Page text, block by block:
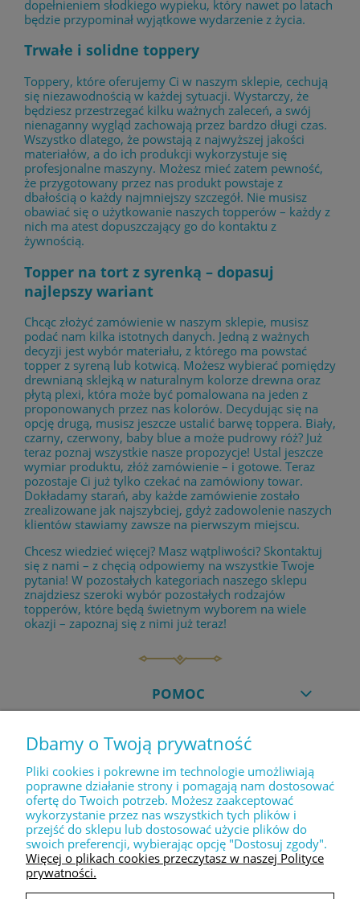
dopełnieniem słodkiego wypieku, który nawet po latach
będzie przypominał wyjątkowe wydarzenie z życia.
Trwałe i solidne toppery
Toppery, które oferujemy Ci w naszym sklepie, cechują
się niezawodnością w każdej sytuacji. Wystarczy, że
będziesz przestrzegać kilku ważnych zaleceń, a swój
nienaganny wygląd zachowają przez bardzo długi czas.
Wszystko dlatego, że powstają z najwyższej jakości
materiałów, a do ich produkcji wykorzystuje się
profesjonalne maszyny. Możesz mieć zatem pewność,
że przygotowany przez nas produkt powstaje z
dbałością o każdy najmniejszy szczegół. Nie musisz
obawiać się o użytkowanie naszych topperów – każdy z
nich ma atest dopuszczający go do kontaktu z
żywnością.
Topper na tort z syrenką – dopasuj
najlepszy wariant
Chcąc złożyć zamówienie w naszym sklepie, musisz
podać nam kilka istotnych danych. Jedną z ważnych
decyzji jest wybór materiału, z którego ma powstać
topper z syreną lub kotwicą. Możesz wybierać pomiędzy
drewnianą sklejką w naturalnym kolorze drewna oraz
płytą plexi, która może być pomalowana na jeden z
proponowanych przez nas kolorów. Decydując się na
opcję drugą, musisz jeszcze ustalić barwę toppera. Biały,
czarny, czerwony, baby blue a może pudrowy róż? Już
teraz poznaj wszystkie nasze propozycje! Ustal jeszcze
wymiar produktu, złóż zamówienie – i gotowe. Teraz
pozostaje Ci już tylko czekać na zamówiony towar.
Dokładamy starań, aby każde zamówienie zostało
zrealizowane jak najszybciej, gdyż zadowolenie naszych
klientów stawiamy zawsze na pierwszym miejscu.
Chcesz wiedzieć więcej? Masz wątpliwości? Skontaktuj
się z nami – z chęcią odpowiemy na wszystkie Twoje
pytania! W pozostałych kategoriach naszego sklepu
znajdziesz szeroki wybór pozostałych rodzajów
topperów, które będą świetnym wyborem na wiele
okazji – zapoznaj się z nimi już teraz!
POMOC
MOJE KONTO
PŁATNOŚCI I DOSTAWA
INFORMACJE
Dbamy o Twoją prywatność
Pliki cookies i pokrewne im technologie umożliwiają
poprawne działanie strony i pomagają nam dostosować
ofertę do Twoich potrzeb. Możesz zaakceptować
wykorzystanie przez nas wszystkich tych plików i
przejść do sklepu lub dostosować użycie plików do
swoich preferencji, wybierając opcję "Dostosuj zgody".
Więcej o plikach cookies przeczytasz w naszej Polityce
prywatności.